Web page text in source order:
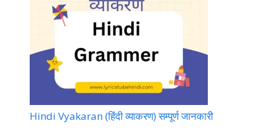
Hindi Vyakaran (हिंदी व्याकरण) सम्पूर्ण जानकारी